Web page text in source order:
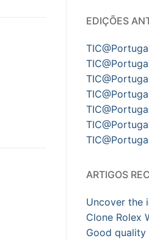
EDIÇÕES
ARTIGOS
Uncover the
Clone Rolex
Good quality